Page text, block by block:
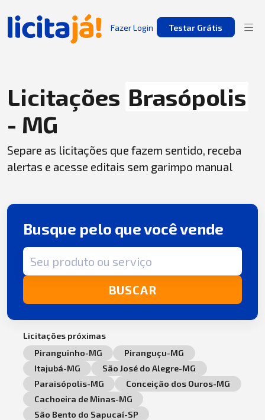
Fazer Login Testar Grátis
Licitações Brasópolis
- MG
Separe as licitações que fazem sentido, receba
alertas e acesse editais sem garimpo manual
Busque pelo que você vende
Termo de busca
BUSCAR
Licitações próximas
Piranguinho-MG
Piranguçu-MG
Itajubá-MG
São José do Alegre-MG
Paraisópolis-MG
Conceição dos Ouros-MG
Cachoeira de Minas-MG
São Bento do Sapucaí-SP